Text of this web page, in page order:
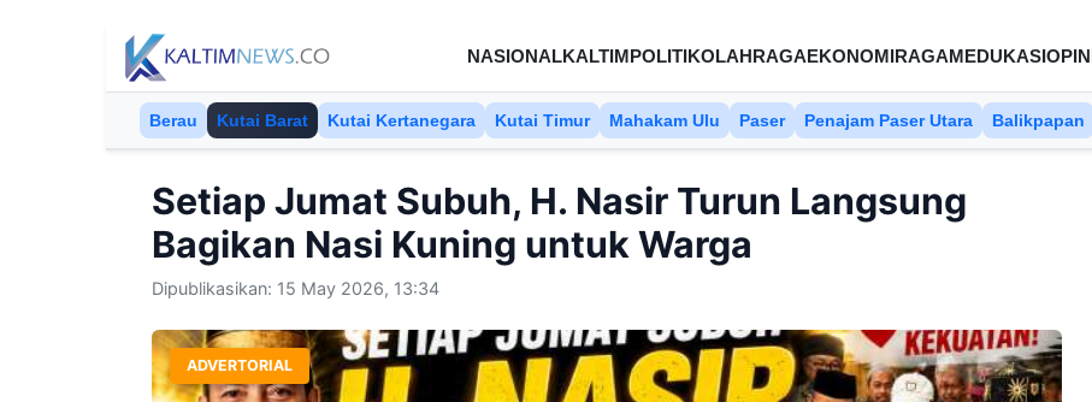
Skip to content
NASIONALKALTIMPOLITIKOLAHRAGAEKONOMIRAGAMEDUKASI
Berau Kutai Barat Kutai Kertanegara Kutai Timur Mahakam Ulu Paser Penajam Paser Utara Balikpapan
Setiap Jumat Subuh, H. Nasir Turun Langsung
Bagikan Nasi Kuning untuk Warga
Dipublikasikan: 15 May 2026, 13:34
ADVERTORIAL